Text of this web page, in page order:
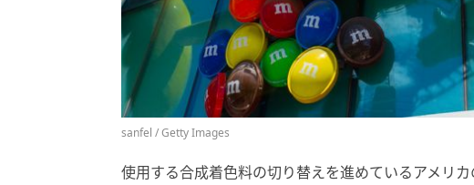
sanfel / Getty Images
使用する合成着色料の切り替えを進めているアメリ